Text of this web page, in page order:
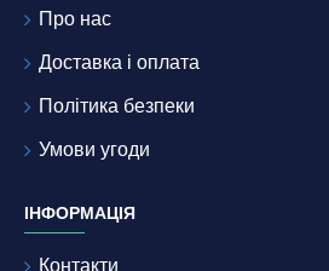
Про нас
Доставка і оплата
Політика безпеки
Умови угоди
ІНФОРМАЦІЯ
Контакти